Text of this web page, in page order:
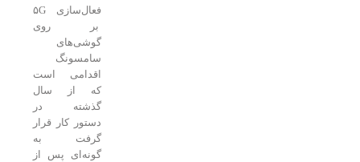
فعال‌سازی ۵G
بر روی
گوشی‌های
سامسونگ
اقدامی است
که از سال
گذشته در
دستور کار قرار
گرفت به
گونه‌ای پس از